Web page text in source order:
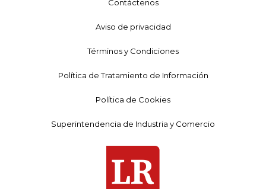
Contáctenos
Aviso de privacidad
Términos y Condiciones
Política de Tratamiento de Información
Política de Cookies
Superintendencia de Industria y Comercio